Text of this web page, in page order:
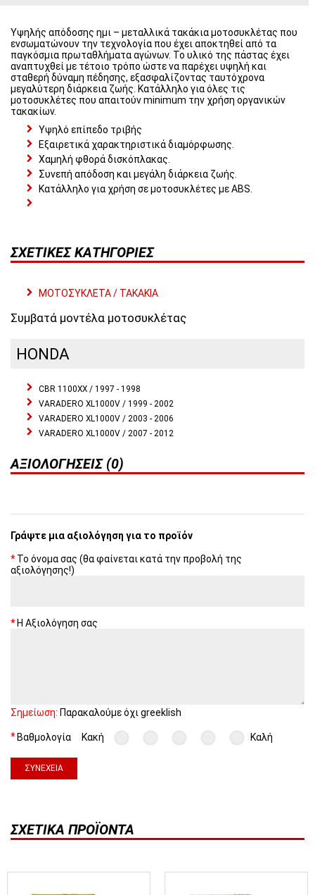
Υψηλής απόδοσης ημι – μεταλλικά τακάκια μοτοσυκλέτας που
ενσωματώνουν την τεχνολογία που έχει αποκτηθεί από τα
παγκόσμια πρωταθλήματα αγώνων. Το υλικό της πάστας έχει
αναπτυχθεί με τέτοιο τρόπο ώστε να παρέχει υψηλή και
σταθερή δύναμη πέδησης, εξασφαλίζοντας ταυτόχρονα
μεγαλύτερη διάρκεια ζωής. Κατάλληλο για όλες τις
μοτοσυκλέτες που απαιτούν minimum την χρήση οργανικών
τακακίων.
Υψηλό επίπεδο τριβής
Εξαιρετικά χαρακτηριστικά διαμόρφωσης.
Χαμηλή φθορά δισκόπλακας.
Συνεπή απόδοση και μεγάλη διάρκεια ζωής.
Κατάλληλο για χρήση σε μοτοσυκλέτες με ABS.
ΣΧΕΤΙΚΈΣ ΚΑΤΗΓΟΡΊΕΣ
ΜΟΤΟΣΥΚΛΕΤΑ / ΤΑΚΑΚΙΑ
Συμβατά μοντέλα μοτοσυκλέτας
HONDA
CBR 1100XX / 1997 - 1998
VARADERO XL1000V / 1999 - 2002
VARADERO XL1000V / 2003 - 2006
VARADERO XL1000V / 2007 - 2012
ΑΞΙΟΛΟΓΉΣΕΙΣ (0)
Γράψτε μια αξιολόγηση για το προϊόν
Το όνομα σας (θα φαίνεται κατά την προβολή της
αξιολόγησης!)
Η Αξιολόγηση σας
Σημείωση: Παρακαλούμε όχι greeklish
Βαθμολογία Κακή Καλή
ΣΥΝΈΧΕΙΑ
ΣΧΕΤΙΚΆ ΠΡΟΪΌΝΤΑ